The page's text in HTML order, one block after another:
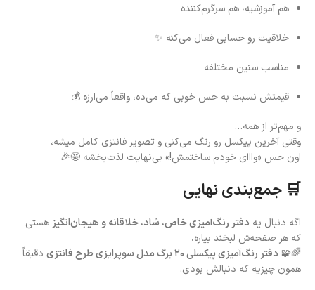
هم آموزشیه، هم سرگرم‌کننده
خلاقیت رو حسابی فعال می‌کنه ✨
مناسب سنین مختلفه
قیمتش نسبت به حس خوبی که می‌ده، واقعاً می‌ارزه 💰
و مهم‌تر از همه…
وقتی آخرین پیکسل رو رنگ می‌کنی و تصویر فانتزی کامل میشه،
اون حس «وااای خودم ساختمش!» بی‌نهایت لذت‌بخشه 🤩🎉
🛒 جمع‌بندی نهایی
اگه دنبال یه دفتر رنگ‌آمیزی خاص، شاد، خلاقانه و هیجان‌انگیز هستی
که هر صفحه‌ش لبخند بیاره،
🌈🧩 دفتر رنگ‌آمیزی پیکسلی ۲۰ برگ مدل سوپرایزی طرح فانتزی
دقیقاً
همون چیزیه که دنبالش بودی.